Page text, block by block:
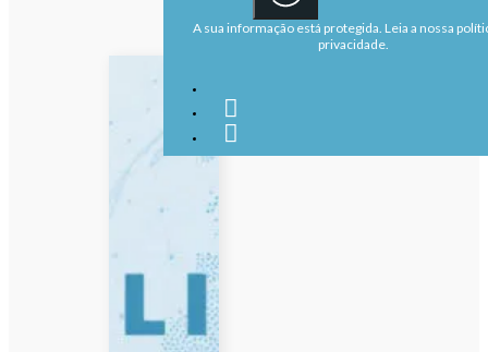
A sua informação está protegida. Leia a nossa
privacidade.